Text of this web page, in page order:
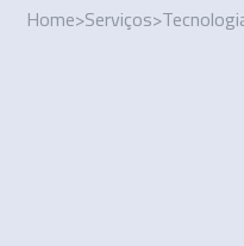
Home>Serviços>